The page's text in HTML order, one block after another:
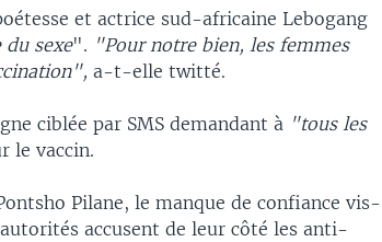
et actrice sud-africaine Lebogang
du sexe". "Pour notre bien, les femmes
a-t-elle twitté.
ciblée par SMS demandant à "tous les
le vaccin.
Pilane, le manque de confiance vis-
accusent de leur côté les anti-